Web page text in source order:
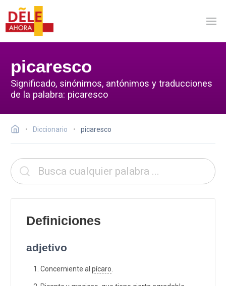
picaresco
Significado, sinónimos, antónimos y traducciones
de la palabra: picaresco
Diccionario picaresco
Definiciones
adjetivo
Concerniente al pícaro